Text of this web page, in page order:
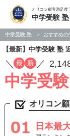
オリコン顧客満足度
中学受験
中学受験 塾 おすすめ
【最新】中学受験 塾
／ 最 新 ／
中学受
オリコン
日本最